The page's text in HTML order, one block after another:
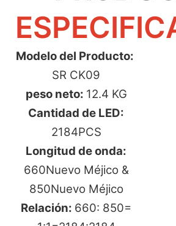
Modelo del Producto:
SR CK09
peso neto: 12.4 KG
Cantidad de LED:
2184PCS
Longitud de onda:
660Nuevo Méjico &
850Nuevo Méjico
Relación: 660: 850=